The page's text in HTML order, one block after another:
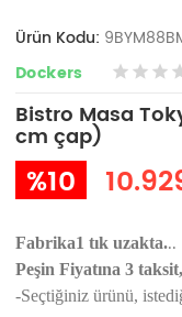
Ürün Kodu:
Dockers
Bistro Masa
cm çap)
%10
Fabrika1 tık uzakta...
Peşin Fiyatına 3
-Seçtiğiniz ürünü,